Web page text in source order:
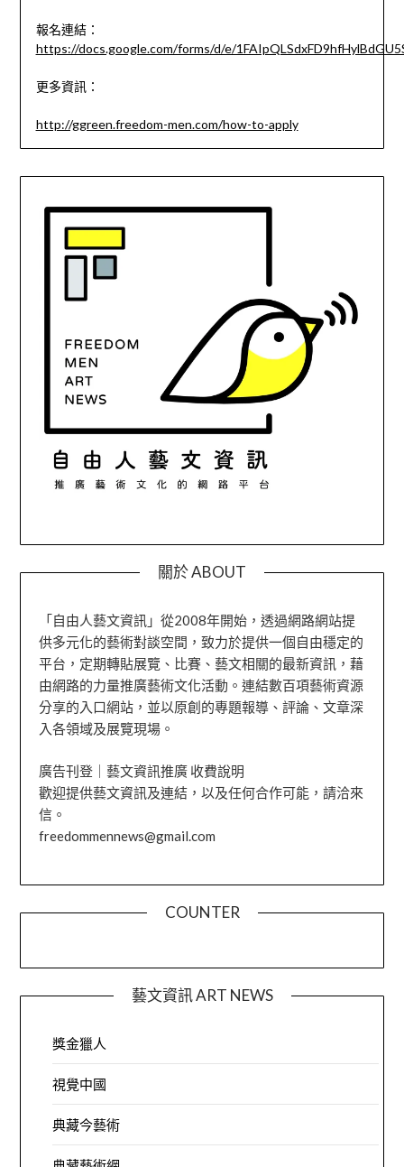
報名連結：
https://docs.google.com/forms/d/e/
更多資訊：
http://ggreen.freedom-men.com/how-to-apply
關於 ABOUT
「自由人藝文資訊」從2008年開始，透過網路網站提
供多元化的藝術對談空間，致力於提供一個自由穩定的
平台，定期轉貼展覽、比賽、藝文相關的最新資訊，藉
由網路的力量推廣藝術文化活動。連結數百項藝術資源
分享的入口網站，並以原創的專題報導、評論、文章深
入各領域及展覽現場。
廣告刊登｜藝文資訊推廣 收費說明
歡迎提供藝文資訊及連結，以及任何合作可能，請洽來
信。
freedommennews@gmail.com
COUNTER
藝文資訊 ART NEWS
獎金獵人
視覺中國
典藏今藝術